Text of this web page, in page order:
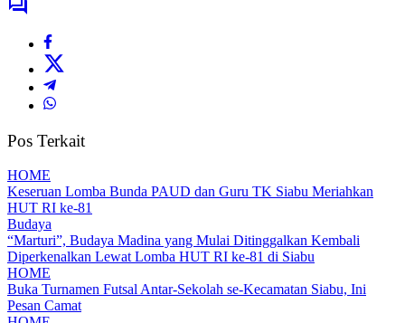
Pos Terkait
HOME
Keseruan Lomba Bunda PAUD dan Guru TK Siabu Meriahkan
HUT RI ke-81
Budaya
“Marturi”, Budaya Madina yang Mulai Ditinggalkan Kembali
Diperkenalkan Lewat Lomba HUT RI ke-81 di Siabu
HOME
Buka Turnamen Futsal Antar-Sekolah se-Kecamatan Siabu, Ini
Pesan Camat